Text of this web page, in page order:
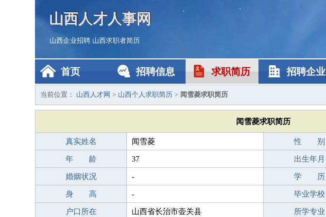
山西人才人事网
山西企业招聘 山西求职者简历
首页 招聘信息 求职简历 招聘企业
当前位置： 山西人才网 > 山西个人求职简历 > 闻雪菱求职简历
闻雪菱求职简历
真实姓名 闻雪菱 性 别
年 龄 37 出生年月
婚姻状况 - 学 历
身 高 - 毕业学校
户口所在 山西省长治市壶关县 所学专业